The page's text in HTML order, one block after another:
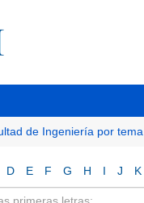
de Ingeniería por tema
D E F G H I J K